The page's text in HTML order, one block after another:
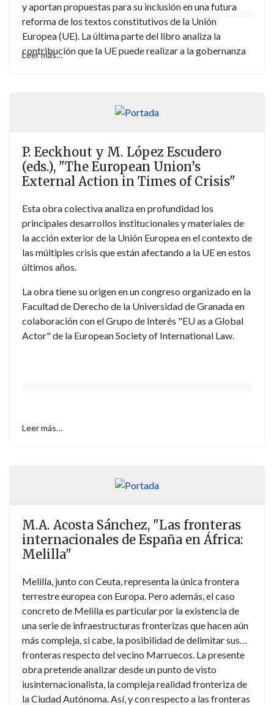
y aportan propuestas para su inclusión en una futura
reforma de los textos constitutivos de la Unión
Europea (UE). La última parte del libro analiza la
contribución que la UE puede realizar a la gobernanza
Leer más…
P. Eeckhout y M. López Escudero
(eds.), "The European Union’s
External Action in Times of Crisis"
Esta obra colectiva analiza en profundidad los
principales desarrollos institucionales y materiales de
la acción exterior de la Unión Europea en el contexto de
las múltiples crisis que están afectando a la UE en estos
últimos años.
La obra tiene su origen en un congreso organizado en la
Facultad de Derecho de la Universidad de Granada en
colaboración con el Grupo de Interés "EU as a Global
Actor" de la European Society of International Law.
Leer más…
M.A. Acosta Sánchez, "Las fronteras
internacionales de España en África:
Melilla"
Melilla, junto con Ceuta, representa la única frontera
terrestre europea con Europa. Pero además, el caso
concreto de Melilla es particular por la existencia de
una serie de infraestructuras fronterizas que hacen aún
más compleja, si cabe, la posibilidad de delimitar sus
fronteras respecto del vecino Marruecos. La presente
obra pretende analizar desde un punto de visto
iusinternacionalista, la compleja realidad fronteriza de
la Ciudad Autónoma. Así, y con respecto a las fronteras